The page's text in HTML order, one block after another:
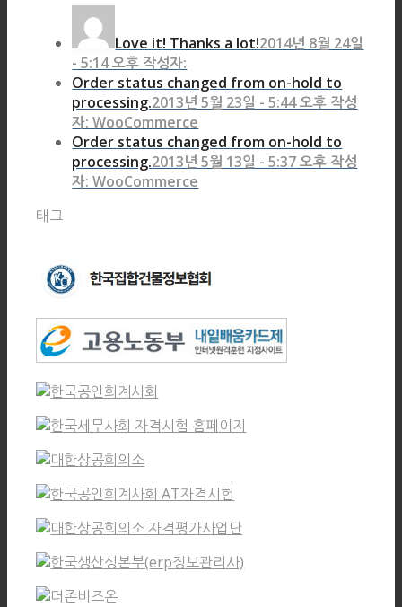
Love it! Thanks a lot!2014년 8월 24일
- 5:14 오후 작성자:
Order status changed from on-hold to
processing.2013년 5월 23일 - 5:44 오후 작성
자: WooCommerce
Order status changed from on-hold to
processing.2013년 5월 13일 - 5:37 오후 작성
자: WooCommerce
태그